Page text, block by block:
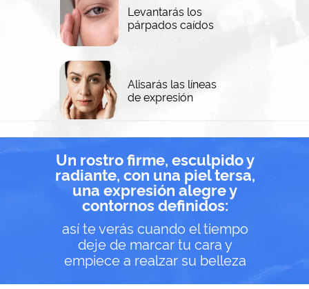
Un rostro firme, esculpido y
radiante, con una piel tersa,
una expresión alegre y
contornos definidos:
así te verás cuando el tiempo
deje de marcar tu cara y
empiece a realzar su belleza
Levantarás los
párpados caídos
Alisarás las líneas
de expresión